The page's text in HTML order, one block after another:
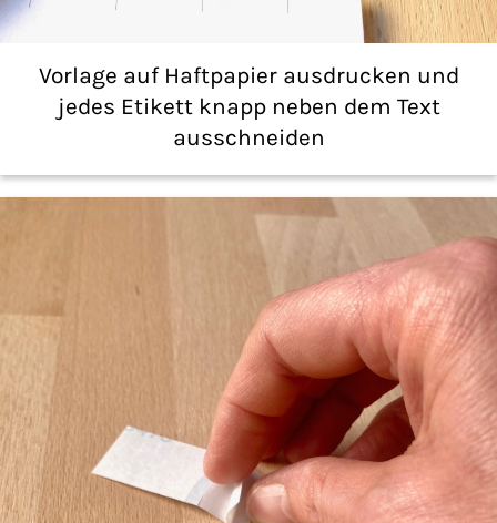
Vorlage auf Haftpapier ausdrucken und
jedes Etikett knapp neben dem Text
ausschneiden